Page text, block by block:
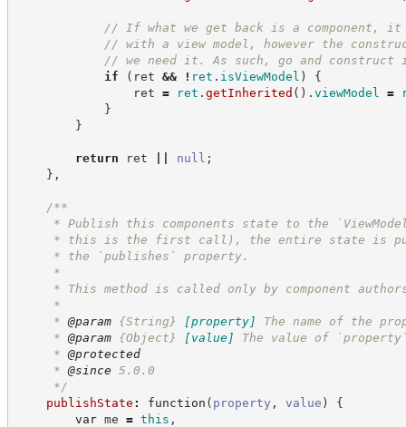
// If what we get back is a component, it
// with a view model, however the
// we need it. As such, go and
if
( ret && ! ret . isViewModel )
{
ret = ret . getInherited ( ) . viewModel =
}
}
return ret null ;
} ,
/**
* Publish this components state to the
* this is the first call), the entire state is
* the `publishes` property.
*
* This method is called only by component
*
* @param {String} [property]
The name of the
* @param {Object} [value]
The value of
* @protected
* @since 5.0.0
*/
publishState : function ( property , value )
{
var me = this ,